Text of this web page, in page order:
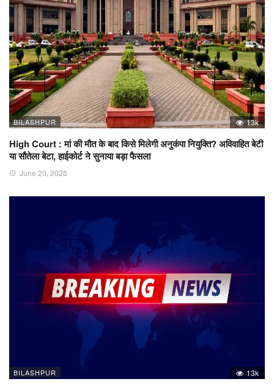
BILASHPUR 13k
High Court : मां की मौत के बाद किसे मिलेगी अनुकंपा नियुक्ति? अविवाहित बेटी
या सौतेला बेटा, हाईकोर्ट ने सुनाया बड़ा फैसला
June 20, 2026
BILASHPUR 13k